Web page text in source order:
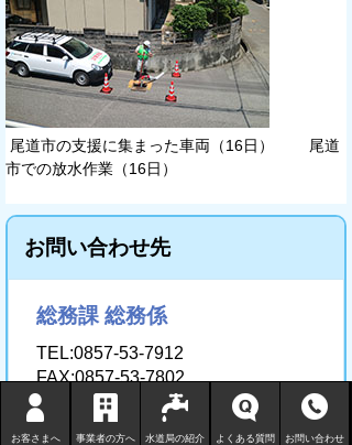
お客さまへ 事業者の方へ 水道局の紹介 よくある質問 お問い合わせ
尾道市の支援に集まった車両（16日） 尾道
市での放水作業（16日）
お問い合わせ先
総務課 総務係
TEL:0857-53-7912
FAX:0857-53-7802